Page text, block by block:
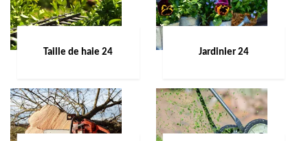
Taille de haie 24 Jardinier 24